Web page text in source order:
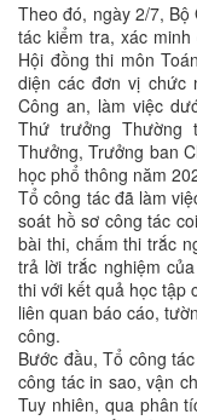
Theo đó, ngày 2/7,
tác kiểm tra, xác
Hội đồng thi môn
diện các đơn vị chức
Công an, làm việc
Thứ trưởng Thường
Thưởng, Trưởng ban
học phổ thông năm
Tổ công tác đã làm
soát hồ sơ công tác
bài thi, chấm thi trắc
trả lời trắc nghiệm
thi với kết quả học tập
liên quan báo cáo,
công.
Bước đầu, Tổ công
công tác in sao, vận
Tuy nhiên, qua phân